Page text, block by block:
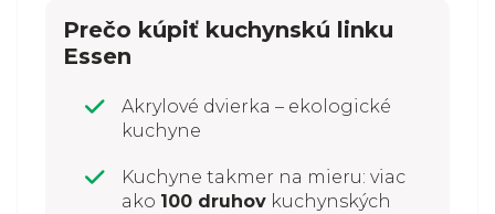
Prečo kúpiť kuchynskú linku
Essen
Akrylové dvierka – ekologické
kuchyne
Kuchyne takmer na mieru: viac
ako 100 druhov kuchynských